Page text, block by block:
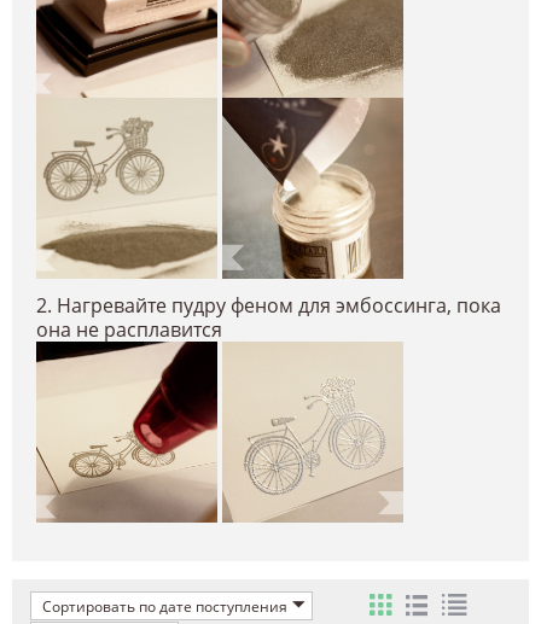
2. Нагревайте пудру феном для эмбоссинга, пока
она не расплавится
Сортировать по дате поступления